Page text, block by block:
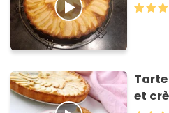
et